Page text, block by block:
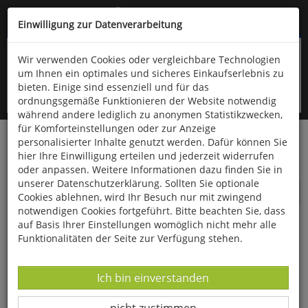
Kompletten Head der Seite überspringen
oder (06766) 9323-960
Startseite Technik & Freizeit
Outdoor & Wandern
Messer
Messer
Einwilligung zur Datenverarbeitung
Wir verwenden Cookies oder vergleichbare Technologien
um Ihnen ein optimales und sicheres Einkaufserlebnis zu
bieten. Einige sind essenziell und für das
ordnungsgemäße Funktionieren der Website notwendig
während andere lediglich zu anonymen Statistikzwecken,
für Komforteinstellungen oder zur Anzeige
personalisierter Inhalte genutzt werden. Dafür können Sie
hier Ihre Einwilligung erteilen und jederzeit widerrufen
oder anpassen. Weitere Informationen dazu finden Sie in
unserer Datenschutzerklärung. Sollten Sie optionale
Cookies ablehnen, wird Ihr Besuch nur mit zwingend
notwendigen Cookies fortgeführt. Bitte beachten Sie, dass
auf Basis Ihrer Einstellungen womöglich nicht mehr alle
Funktionalitäten der Seite zur Verfügung stehen.
Datenverarbeitung -
Ich bin einverstanden